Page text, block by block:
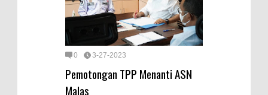
0 3-27-2023
Pemotongan TPP Menanti ASN
Malas